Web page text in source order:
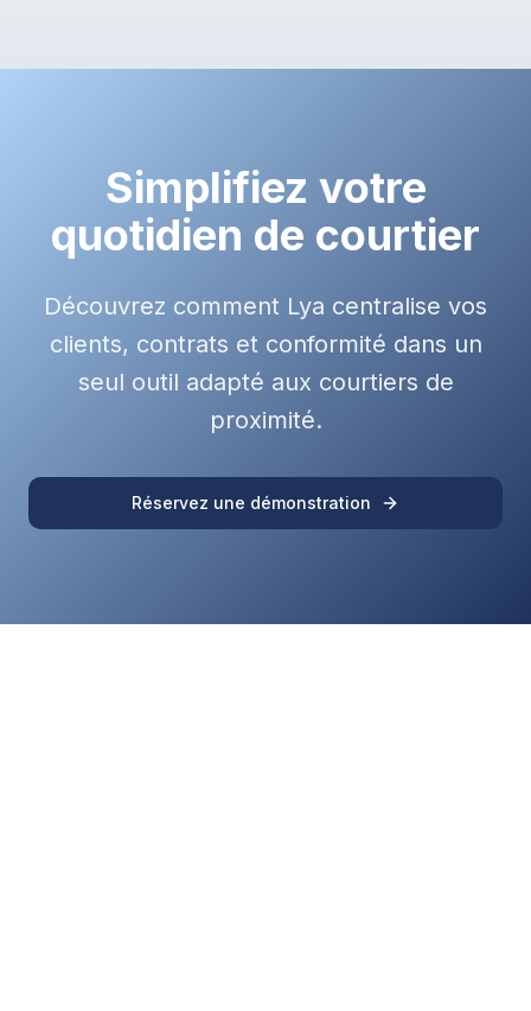
Simplifiez votre
quotidien de courtier
Découvrez comment Lya centralise vos
clients, contrats et conformité dans un
seul outil adapté aux courtiers de
proximité.
Réservez une démonstration